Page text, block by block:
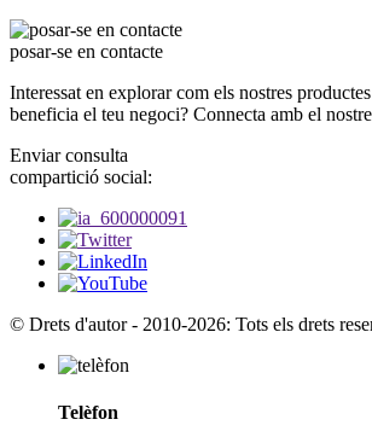
posar-se en contacte
Interessat en explorar com els nostres
beneficia el teu negoci? Connecta amb el
Enviar consulta
compartició social:
© Drets d'autor - 2010-2026: Tots els drets
Telèfon